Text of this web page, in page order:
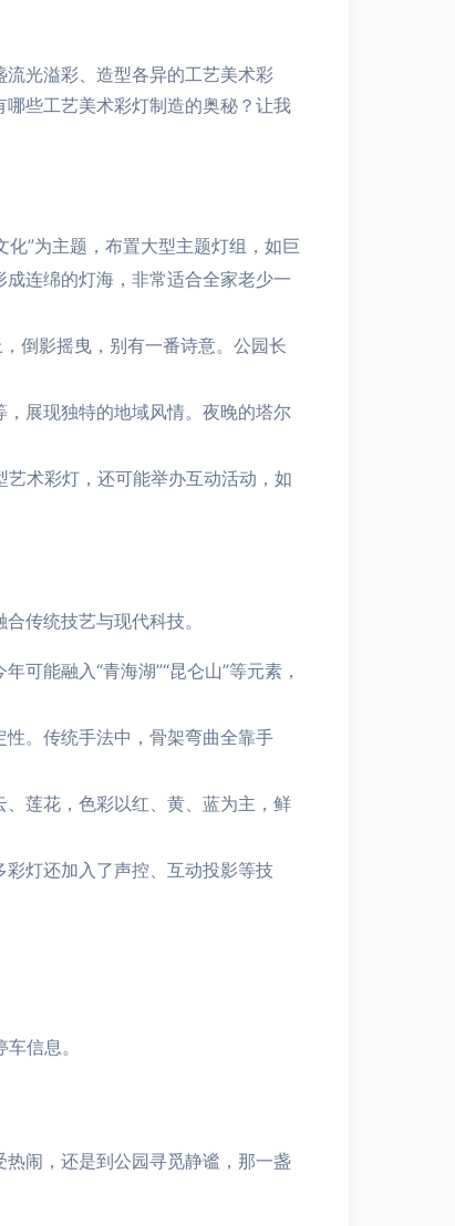
光溢彩、造型各异的工艺美术彩
些工艺美术彩灯制造的奥秘？让我
化”为主题，布置大型主题灯组，如巨
连绵的灯海，非常适合全家老少一
倒影摇曳，别有一番诗意。公园长
展现独特的地域风情。夜晚的塔尔
术彩灯，还可能举办互动活动，如
传统技艺与现代科技。
可能融入“青海湖”“昆仑山”等元素，
。传统手法中，骨架弯曲全靠手
莲花，色彩以红、黄、蓝为主，鲜
灯还加入了声控、互动投影等技
信息。
闹，还是到公园寻觅静谧，那一盏